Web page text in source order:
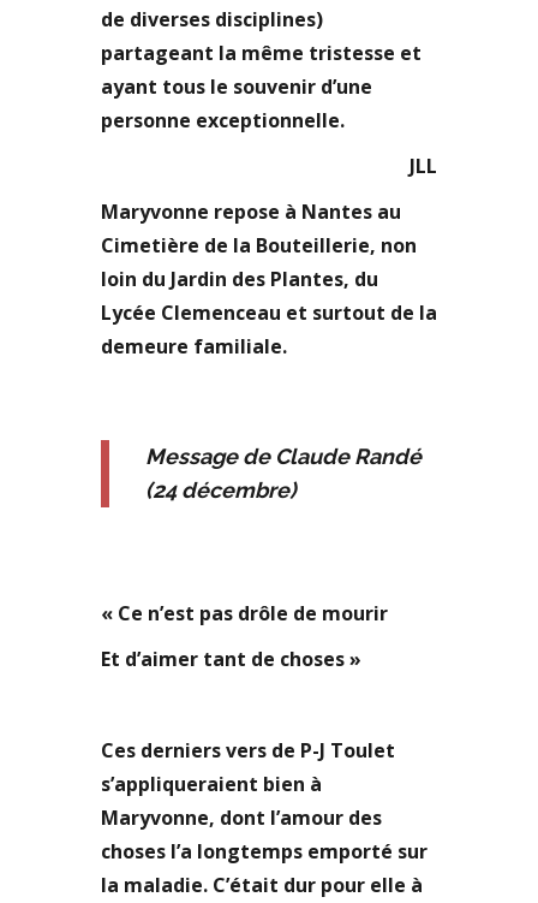
de diverses disciplines)
partageant la même tristesse et
ayant tous le souvenir d’une
personne exceptionnelle.
JLL
Maryvonne repose à Nantes au
Cimetière de la Bouteillerie, non
loin du Jardin des Plantes, du
Lycée Clemenceau et surtout de la
demeure familiale.
Message de Claude Randé
(24 décembre)
« Ce n’est pas drôle de mourir
Et d’aimer tant de choses »
Ces derniers vers de P-J Toulet
s’appliqueraient bien à
Maryvonne, dont l’amour des
choses l’a longtemps emporté sur
la maladie. C’était dur pour elle à